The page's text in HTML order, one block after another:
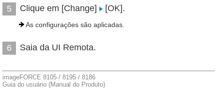
5 Clique em [Change] [OK].
As configurações são aplicadas.
6 Saia da UI Remota.
imageFORCE 8105 / 8195 / 8186
Guia do usuário (Manual do Produto)